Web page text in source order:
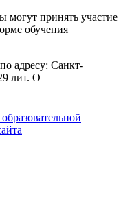
могут принять участие
обучения
адресу: Санкт-
лит. О